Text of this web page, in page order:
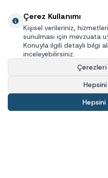
İNDİR
Çerez Kullanımı
Kişisel verileriniz,
sunulması için mevzuata
Konuyla ilgili detaylı bilgi
inceleyebilirsiniz.
Hepsini